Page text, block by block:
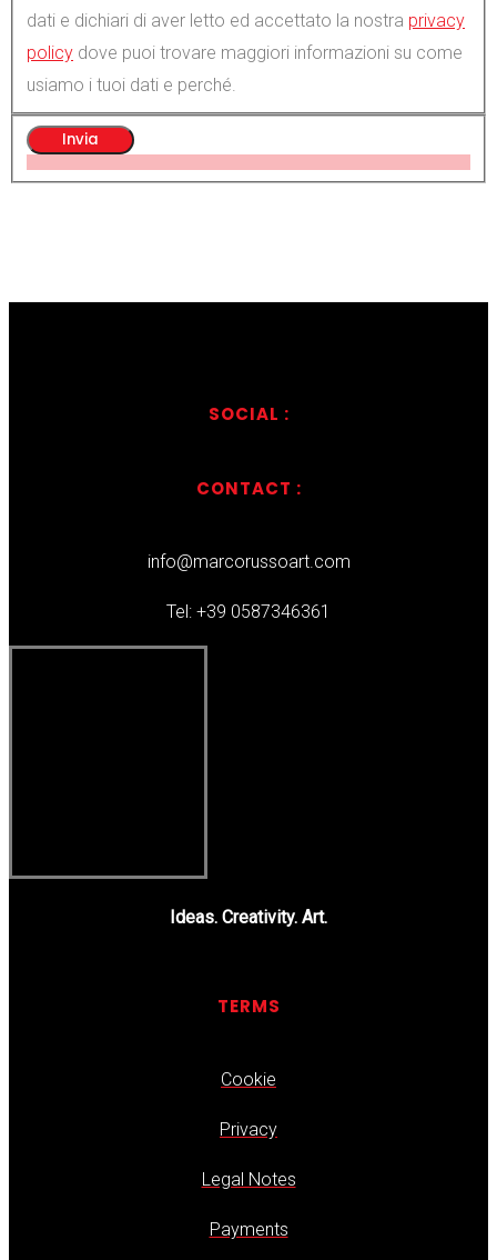
dati e dichiari di aver letto ed accettato la nostra privacy
policy dove puoi trovare maggiori informazioni su come
usiamo i tuoi dati e perché.
SOCIAL :
CONTACT :
info@marcorussoart.com
Tel: +39 0587346361
Ideas. Creativity. Art.
TERMS
Cookie
Privacy
Legal Notes
Payments